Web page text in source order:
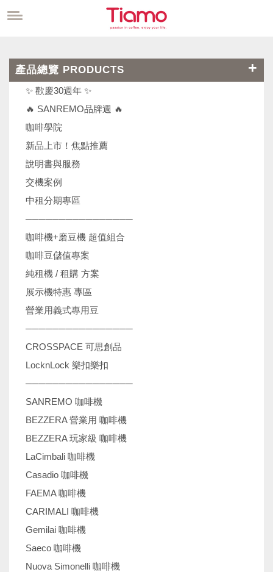
產品總覽 PRODUCTS
✨ 歡慶30週年 ✨
🔥 SANREMO品牌週 🔥
咖啡學院
新品上市！焦點推薦
說明書與服務
交機案例
中租分期專區
────────────────
咖啡機+磨豆機 超值組合
咖啡豆儲值專案
純租機 / 租購 方案
展示機特惠 專區
營業用義式專用豆
────────────────
CROSSPACE 可思創品
LocknLock 樂扣樂扣
────────────────
SANREMO 咖啡機
BEZZERA 營業用 咖啡機
BEZZERA 玩家級 咖啡機
LaCimbali 咖啡機
Casadio 咖啡機
FAEMA 咖啡機
CARIMALI 咖啡機
Gemilai 咖啡機
Saeco 咖啡機
Nuova Simonelli 咖啡機